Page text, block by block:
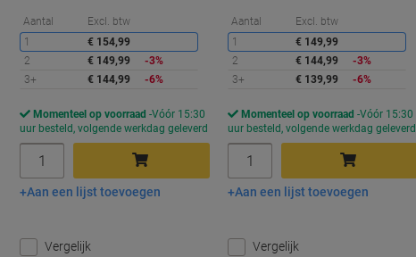
Aantal Excl. btw
Korting
1
€ 154,99
2
€ 149,99
-3%
3+
€ 144,99 -6%
Momenteel op voorraad Vóór 15:30
uur besteld, volgende werkdag geleverd
In winkelwagen
Aan een lijst toevoegen
Vergelijk
Aantal Excl. btw
1
€ 149,99
2
€ 144,99
-3%
3+
€ 139,99 -6%
Momenteel op voorraad Vóór 15:30
uur besteld, volgende werkdag geleverd
In winkelwagen
Aan een lijst toevoegen
Vergelijk